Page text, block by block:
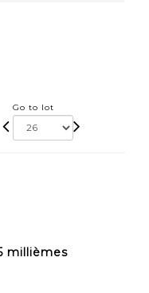
Go to lot
millièmes